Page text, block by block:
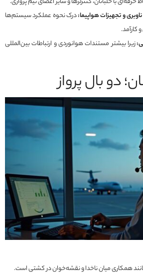
و تجهیزات هواپیما:درک نحوه عملکرد سیستم‌ها
کارآمد.
زیرا بیشتر مستندات هوانوردی و ارتباطات بین‌المللی
دو بال پرواز
همکاری میان ناخدا و نقشه‌خوان در کشتی است.